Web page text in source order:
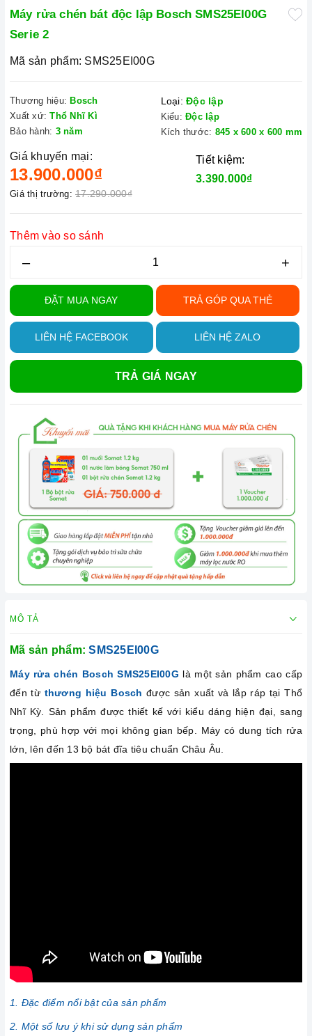
Máy rửa chén bát độc lập Bosch SMS25EI00G
Serie 2
Mã sản phẩm: SMS25EI00G
Thương hiệu: Bosch
Xuất xứ: Thổ Nhĩ Kì
Bảo hành: 3 năm
Loại: Độc lập
Kiểu: Độc lập
Kích thước: 845 x 600 x 600 mm
Giá khuyến mại:
13.900.000₫
Giá thị trường: 17.290.000₫
Tiết kiệm:
3.390.000₫
Thêm vào so sánh
– +
ĐẶT MUA NGAY TRẢ GÓP QUA THẺ
LIÊN HỆ FACEBOOK LIÊN HỆ ZALO
TRẢ GIÁ NGAY
MÔ TẢ
Mã sản phẩm:SMS25EI00G
Máy rửa chén Bosch SMS25EI00G là một sản phẩm cao cấp
đến từ thương hiệu Bosch được sản xuất và lắp ráp tại Thổ
Nhĩ Kỳ. Sản phẩm được thiết kế với kiểu dáng hiện đại, sang
trọng, phù hợp với mọi không gian bếp. Máy có dung tích rửa
lớn, lên đến 13 bộ bát đĩa tiêu chuẩn Châu Âu.
1. Đặc điểm nổi bật của sản phẩm
2. Một số lưu ý khi sử dụng sản phẩm